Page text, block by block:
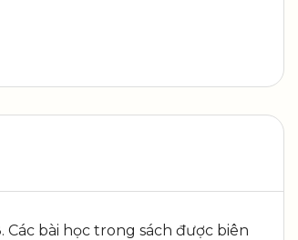
bài học trong sách được biên